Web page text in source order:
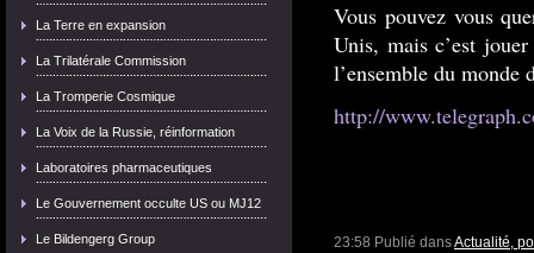
La Terre en expansion
La Trilatérale Commission
La Tromperie Cosmique
La Voix de la Russie, réinformation
Laboratoires pharmaceutiques
Le Gouvernement occulte US ou MJ12
Le Bildengerg Group
Vous pouvez vous
Unis, mais c’est
l’ensemble du monde
http://
23:58 Publié dansActualité,